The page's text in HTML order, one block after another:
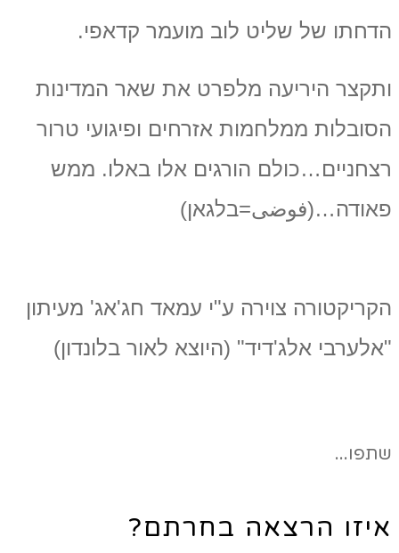
הדחתו של שליט לוב מועמר קדאפי.
ותקצר היריעה מלפרט את שאר המדינות
הסובלות ממלחמות אזרחים ופיגועי טרור
רצחניים…כולם הורגים אלו באלו. ממש
פאודה…(فوضى=בלגאן)
הקריקטורה צוירה ע"י עמאד חג'אג' מעיתון
"אלערבי אלג'דיד" (היוצא לאור בלונדון)
שתפו...
איזו הרצאה בחרתם?